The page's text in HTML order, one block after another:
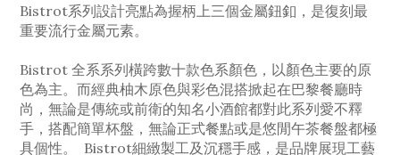
Bistrot系列設計亮點為握柄上三個金屬鈕釦，是復刻最
重要流行金屬元素。
Bistrot 全系系列橫跨數十款色系顏色，以顏色主要的原
色為主。而經典柚木原色與彩色混搭掀起在巴黎餐廳時
尚，無論是傳統或前衛的知名小酒館都對此系列愛不釋
手，搭配簡單杯盤，無論正式餐點或是悠閒午茶餐盤都極
具個性。 Bistrot細緻製工及沉穩手感，是品牌展現工藝